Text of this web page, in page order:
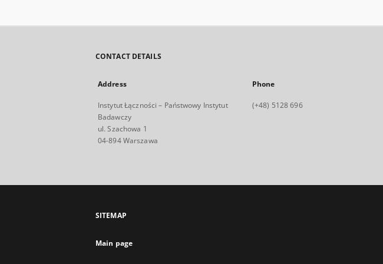
CONTACT DETAILS
Address
Instytut Łączności – Państwowy Instytut
Badawczy
ul. Szachowa 1
04-894 Warszawa
Phone
(+48) 5128 696
SITEMAP
Main page